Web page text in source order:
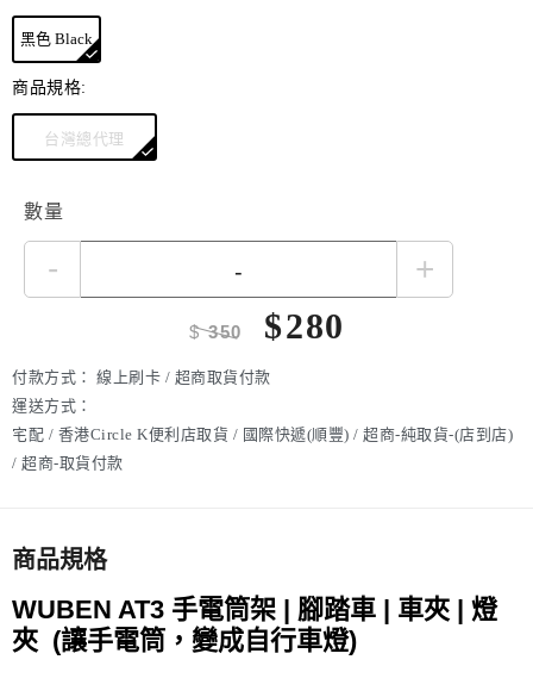
黑色 Black
商品規格:
台灣總代理
數量
- +
$350 $280
付款方式： 線上刷卡 / 超商取貨付款
運送方式：
宅配 / 香港Circle K便利店取貨 / 國際快遞(順豐) / 超商-純取貨-(店到店)
/ 超商-取貨付款
商品規格
WUBEN AT3 手電筒架 | 腳踏車 | 車夾 | 燈
夾 (讓手電筒，變成自行車燈)